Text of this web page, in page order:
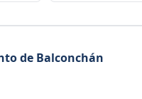
de Balconchán